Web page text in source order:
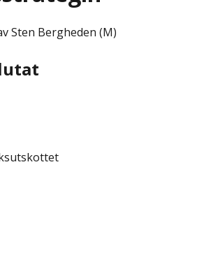
Sten Bergheden (M)